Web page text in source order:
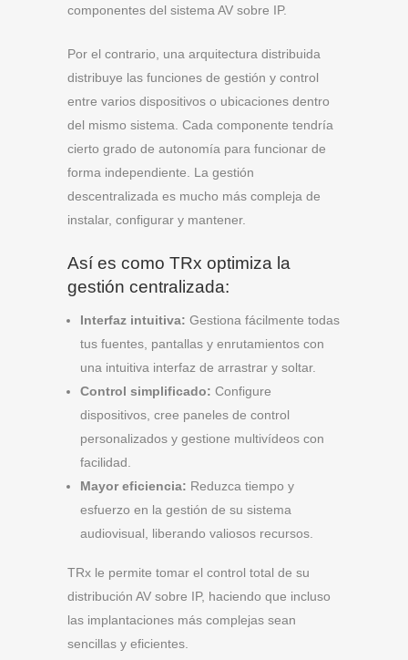
componentes del sistema AV sobre IP.
Por el contrario, una arquitectura distribuida
distribuye las funciones de gestión y control
entre varios dispositivos o ubicaciones dentro
del mismo sistema. Cada componente tendría
cierto grado de autonomía para funcionar de
forma independiente. La gestión
descentralizada es mucho más compleja de
instalar, configurar y mantener.
Así es como TRx optimiza la
gestión centralizada:
Interfaz intuitiva: Gestiona fácilmente todas
tus fuentes, pantallas y enrutamientos con
una intuitiva interfaz de arrastrar y soltar.
Control simplificado: Configure
dispositivos, cree paneles de control
personalizados y gestione multivídeos con
facilidad.
Mayor eficiencia: Reduzca tiempo y
esfuerzo en la gestión de su sistema
audiovisual, liberando valiosos recursos.
TRx le permite tomar el control total de su
distribución AV sobre IP, haciendo que incluso
las implantaciones más complejas sean
sencillas y eficientes.